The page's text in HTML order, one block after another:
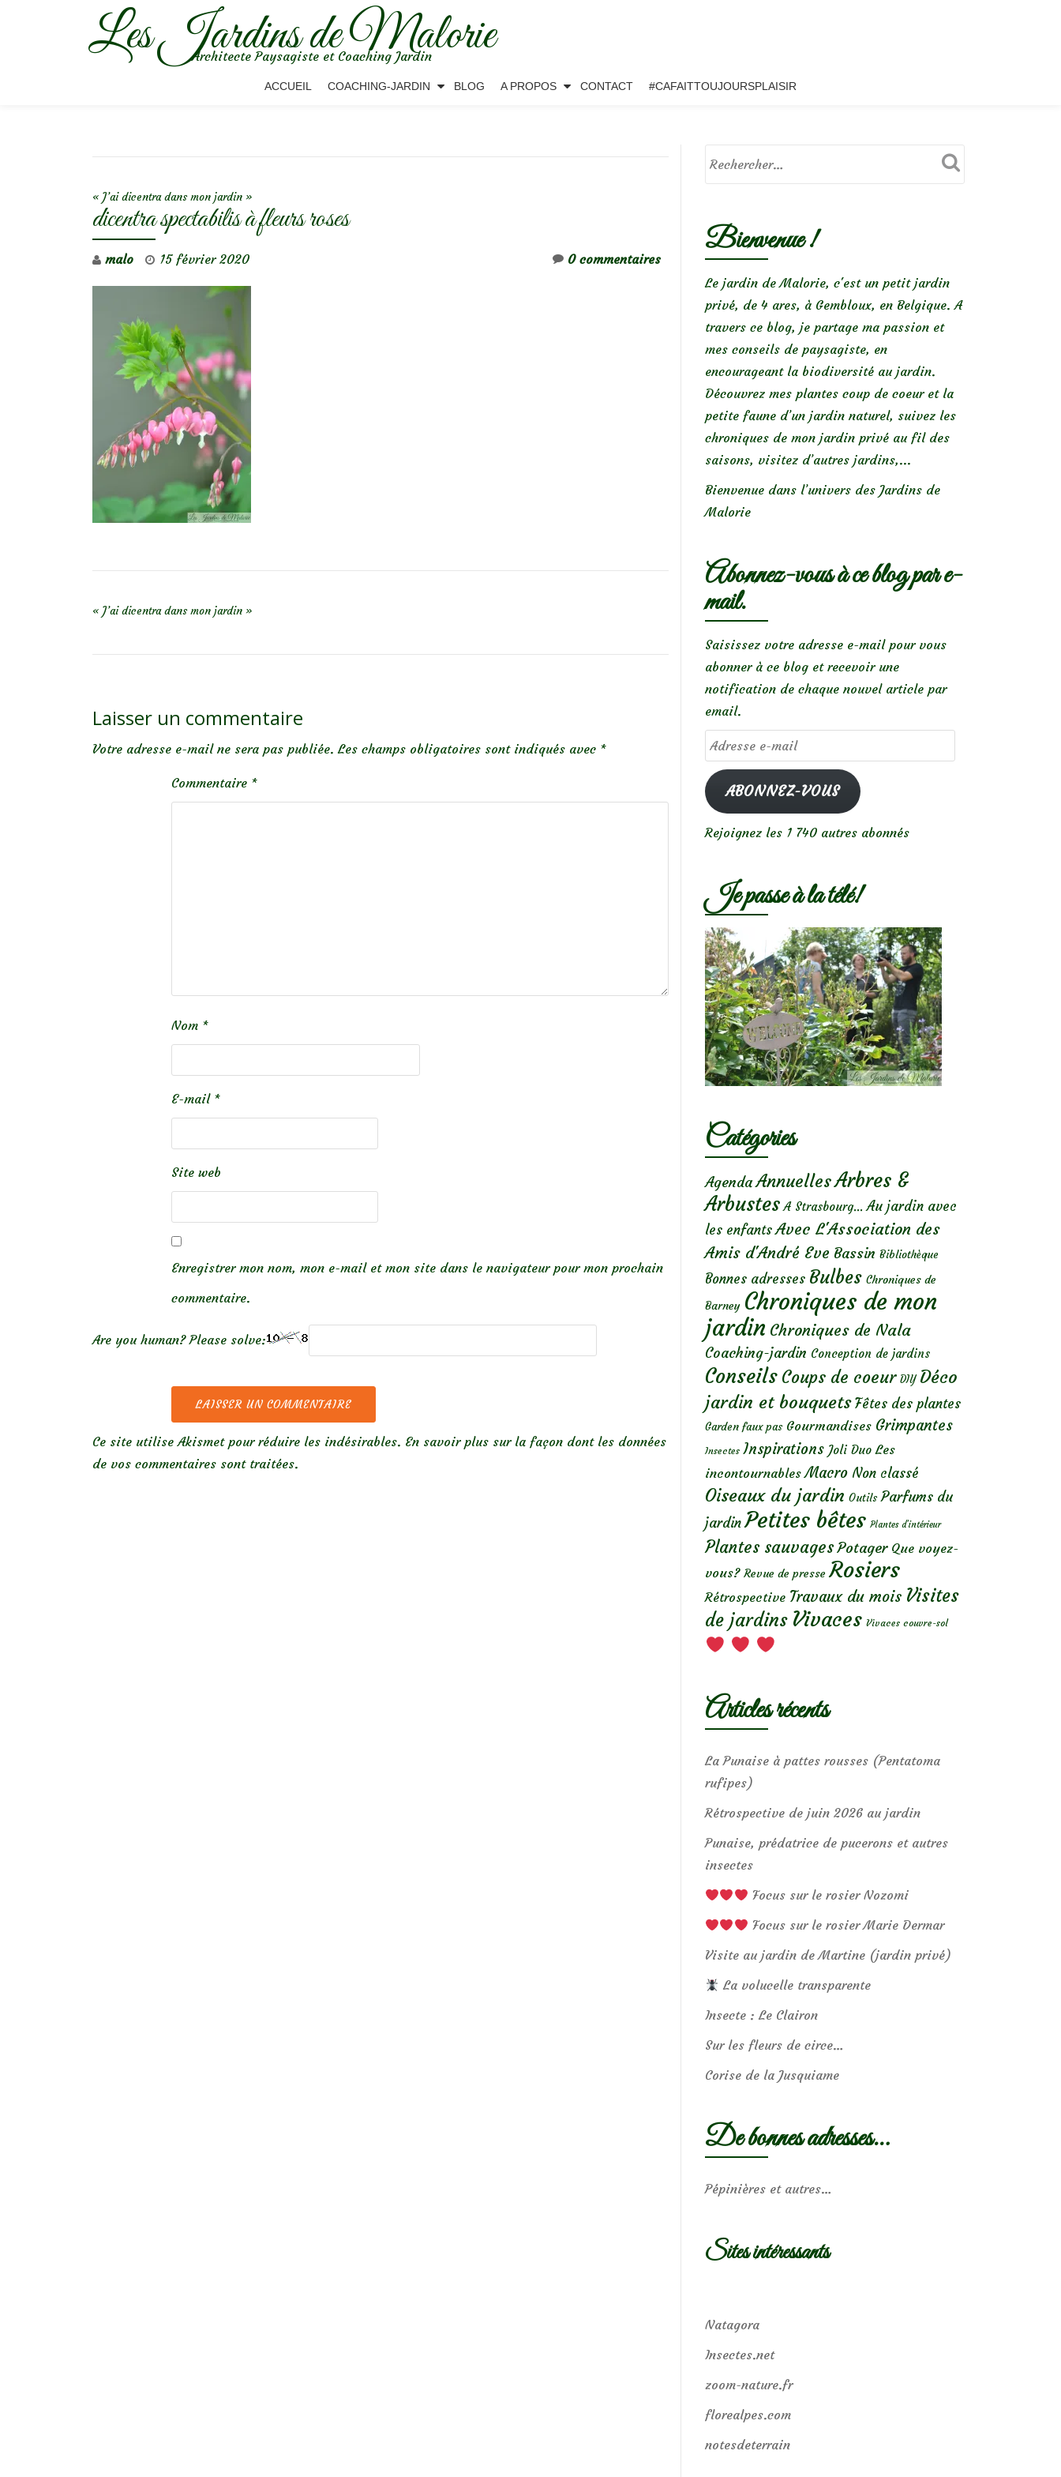
Les Jardins de Malorie
Architecte Paysagiste et Coaching Jardin
ACCUEIL COACHING-JARDIN BLOG A PROPOS CONTACT #CAFAITTOUJOURSPLAISIR
« J’ai dicentra dans mon jardin »
dicentra spectabilis à fleurs roses
malo 15 février 2020 0 commentaires
« J’ai dicentra dans mon jardin »
Laisser un commentaire
Votre adresse e-mail ne sera pas publiée. Les champs obligatoires sont indiqués avec *
Commentaire *
Nom *
E-mail *
Site web
Enregistrer mon nom, mon e-mail et mon site dans le navigateur pour mon prochain
commentaire.
Are you human? Please solve:
Ce site utilise Akismet pour réduire les indésirables. En savoir plus sur la façon dont les données
de vos commentaires sont traitées.
Bienvenue !
Le jardin de Malorie, c'est un petit jardin
privé, de 4 ares, à Gembloux, en Belgique. A
travers ce blog, je partage ma passion et
mes conseils de paysagiste, en
encourageant la biodiversité au jardin.
Découvrez mes plantes coup de coeur et la
petite faune d’un jardin naturel, suivez les
chroniques de mon jardin privé au fil des
saisons, visitez d’autres jardins,...
Bienvenue dans l’univers des Jardins de
Malorie
Abonnez-vous à ce blog par e-
mail.
Saisissez votre adresse e-mail pour vous
abonner à ce blog et recevoir une
notification de chaque nouvel article par
email.
Adresse
e-
mailABONNEZ-VOUS
Rejoignez les 1 740 autres abonnés
Je passe à la télé!
Catégories
Agenda AnnuellesArbres &
Arbustes A Strasbourg... Au jardin avec
les enfants Avec L'Association des
Amis d'André Eve Bassin Bibliothèque
Bonnes adresses Bulbes Chroniques de
Barney Chroniques de mon
jardin Chroniques de Nala
Coaching-jardin Conception de jardins
Conseils Coups de coeur DIY Déco
jardin et bouquets Fêtes des plantes
Garden faux pas Gourmandises Grimpantes
Insectes Inspirations Joli Duo Les
incontournables Macro Non classé
Oiseaux du jardin Outils Parfums du
jardin Petites bêtes Plantes d’intérieur
Plantes sauvages Potager Que voyez-
vous? Revue de presse Rosiers
Rétrospective Travaux du mois Visites
de jardins Vivaces Vivaces couvre-sol
Articles récents
La Punaise à pattes rousses (Pentatoma
rufipes)
Rétrospective de juin 2026 au jardin
Punaise, prédatrice de pucerons et autres
insectes
Focus sur le rosier Nozomi
Focus sur le rosier Marie Dermar
Visite au jardin de Martine (jardin privé)
La volucelle transparente
Insecte : Le Clairon
Sur les fleurs de circe…
Corise de la Jusquiame
De bonnes adresses…
Pépinières et autres…
Sites intéressants
Natagora
Insectes.net
zoom-nature.fr
florealpes.com
notesdeterrain